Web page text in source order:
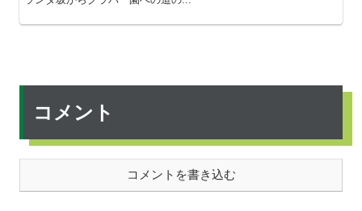
コメント
コメントを書き込む